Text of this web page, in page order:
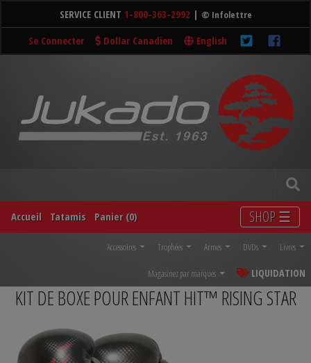
SERVICE CLIENT 1-800-363-2992 | © Infolettre
English
Dollar Canadien
Se Connecter
Accueil Tatamis Panier (0) SHOP ☰
Livres
DVDs
Armes
Trophées
Accessoires
LIQUIDATION
Magasinez par marques
KIT DE BOXE POUR ENFANT HIT™ RISING STAR